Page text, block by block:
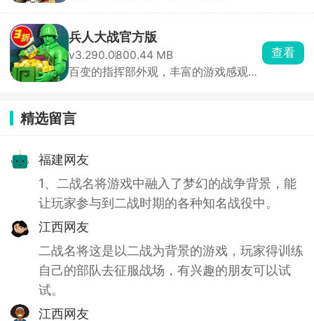
兵人大战官方版
v3.290.0800.44 MB
百变的指挥部外观，丰富的游戏感观不
查看
精选留言
福建网友
1、二战名将游戏中融入了梦幻的战争背景，能
让玩家参与到二战时期的各种知名战役中。
江西网友
二战名将这是以二战为背景的游戏，玩家得训练
自己的部队去征服战场，有兴趣的朋友可以试
试。
江西网友